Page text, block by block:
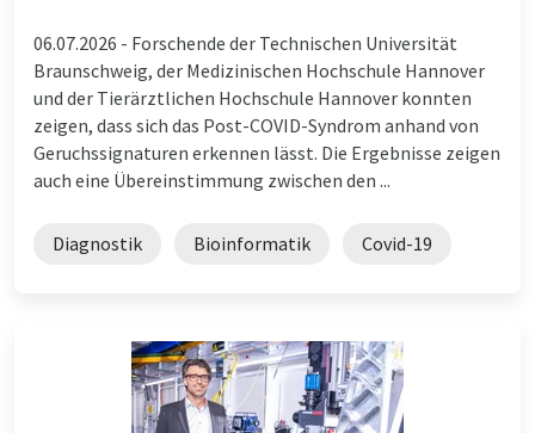
06.07.2026 - Forschende der Technischen Universität
Braunschweig, der Medizinischen Hochschule Hannover
und der Tierärztlichen Hochschule Hannover konnten
zeigen, dass sich das Post-COVID-Syndrom anhand von
Geruchssignaturen erkennen lässt. Die Ergebnisse zeigen
auch eine Übereinstimmung zwischen den ...
Diagnostik Bioinformatik Covid-19